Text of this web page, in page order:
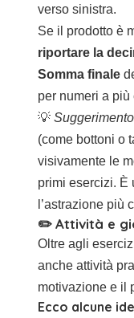
verso sinistra.
Se il prodotto è
riportare la
Somma finale
per numeri a più
💡
(come bottoni o
visivamente le
primi esercizi. È
l’astrazione più
✏️ Attività e
Oltre agli
anche attività
motivazione e il
Ecco alcune